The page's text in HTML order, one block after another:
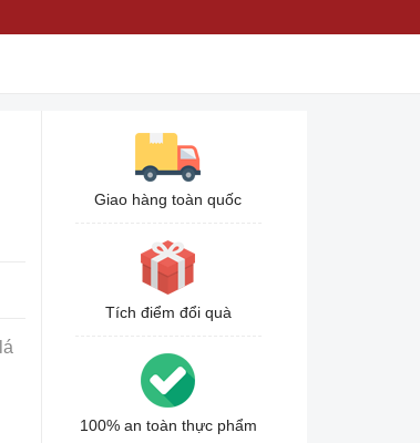
Giao hàng toàn quốc
Tích điểm đổi quà
100% an toàn thực phẩm